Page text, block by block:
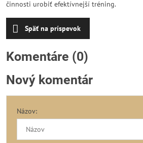
činnosti urobiť efektívnejší tréning.
Späť na príspevok
Komentáre (0)
Nový komentár
Názov: